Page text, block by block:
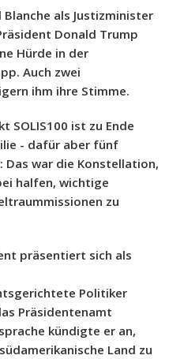
als Justizminister
Donald Trump
Hürde in der
Auch zwei
ihm ihre Stimme.
SOLIS100 ist zu Ende
- dafür aber fünf
Das war die Konstellation,
halfen, wichtige
zu
präsentiert sich als
Politiker
Präsidentenamt
kündigte er an,
Land zu